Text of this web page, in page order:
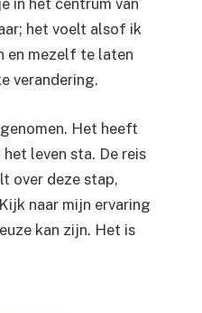
in het centrum van
het voelt alsof ik
en mezelf te laten
verandering.
Het heeft
leven sta. De reis
over deze stap,
naar mijn ervaring
kan zijn. Het is